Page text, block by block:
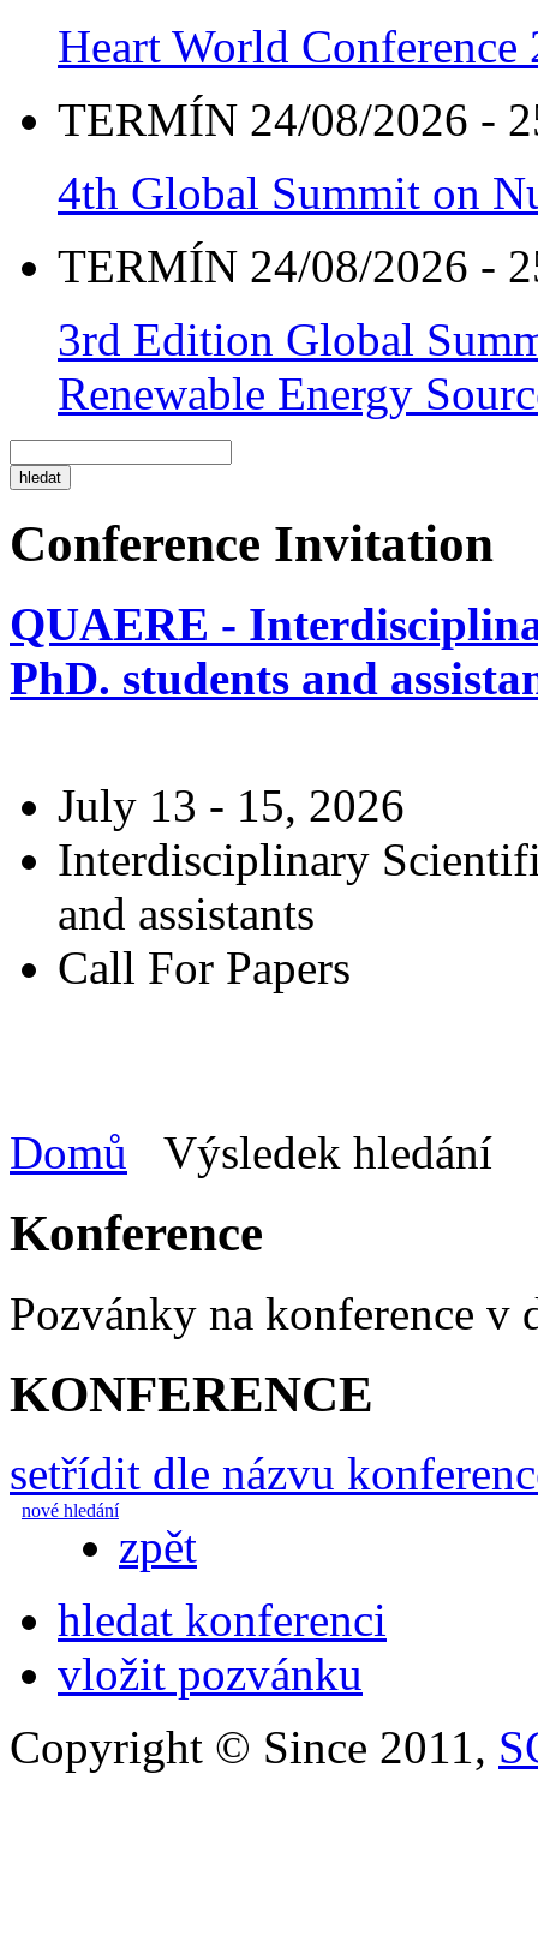
Heart World Conference
TERMÍN 24/08/2026 -
4th Global Summit on
TERMÍN 24/08/2026 -
3rd Edition Global
Renewable Energy
Conference Invitation
QUAERE -
PhD. students and
July 13 - 15, 2026
Interdisciplinary
and assistants
Call For Papers
Domů Výsledek hledání
Konference
Pozvánky na konference v
KONFERENCE
setřídit dle názvu
nové hledání
zpět
hledat konferenci
vložit pozvánku
Copyright © Since 2011,